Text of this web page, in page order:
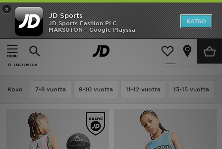
×
JD Sports
JD Sports Fashion PLC
MAKSUTON - Google Playssä
KATSO
Etusivu
Lapset
Suodata
Ale | Lapset - Jordan T-Paidat
6 tuotetta
Koko 7-8 vuotta 9-10 vuotta 11-12 vuotta 13-15 vuotta
Etusivu
ALE
Uutuudet
Lapset